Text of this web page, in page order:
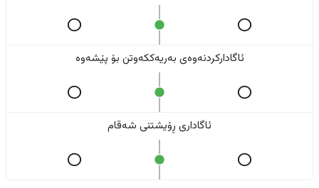
ئاگادارکردنەوەی بەریەککەوتن بۆ پێشەوە
ئاگاداری ڕۆیشتنی شەقام